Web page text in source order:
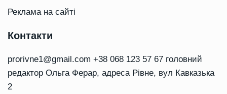
Реклама на сайті
Контакти
prorivne1@gmail.com +38 068 123 57 67 головний
редактор Ольга Ферар, адреса Рівне, вул Кавказька
2